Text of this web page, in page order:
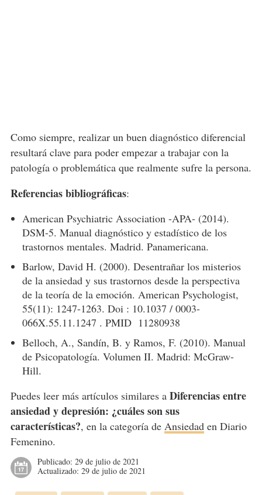
Como siempre, realizar un buen diagnóstico diferencial
resultará clave para poder empezar a trabajar con la
patología o problemática que realmente sufre la persona.
Referencias bibliográficas:
American Psychiatric Association -APA- (2014).
DSM-5. Manual diagnóstico y estadístico de los
trastornos mentales. Madrid. Panamericana.
Barlow, David H. (2000). Desentrañar los misterios
de la ansiedad y sus trastornos desde la perspectiva
de la teoría de la emoción. American Psychologist,
55(11): 1247-1263. Doi : 10.1037 / 0003-
066X.55.11.1247 . PMID 11280938
Belloch, A., Sandín, B. y Ramos, F. (2010). Manual
de Psicopatología. Volumen II. Madrid: McGraw-
Hill.
Puedes leer más artículos similares a Diferencias entre
ansiedad y depresión: ¿cuáles son sus
características?, en la categoría de Ansiedaden Diario
Femenino.
Publicado: 29 de julio de 2021
Actualizado: 29 de julio de 2021